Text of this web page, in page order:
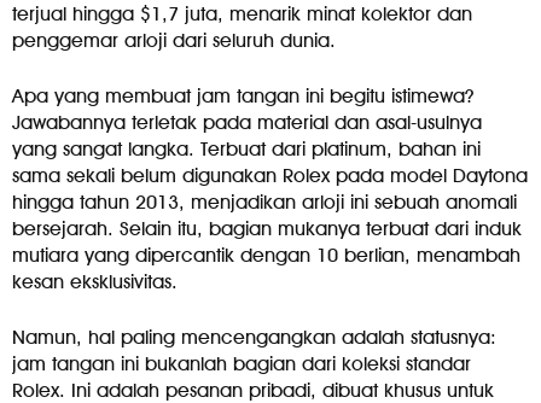
terjual hingga $1,7 juta, menarik minat kolektor dan
penggemar arloji dari seluruh dunia.
Apa yang membuat jam tangan ini begitu istimewa?
Jawabannya terletak pada material dan asal-usulnya
yang sangat langka. Terbuat dari platinum, bahan ini
sama sekali belum digunakan Rolex pada model Daytona
hingga tahun 2013, menjadikan arloji ini sebuah anomali
bersejarah. Selain itu, bagian mukanya terbuat dari induk
mutiara yang dipercantik dengan 10 berlian, menambah
kesan eksklusivitas.
Namun, hal paling mencengangkan adalah statusnya:
jam tangan ini bukanlah bagian dari koleksi standar
Rolex. Ini adalah pesanan pribadi, dibuat khusus untuk